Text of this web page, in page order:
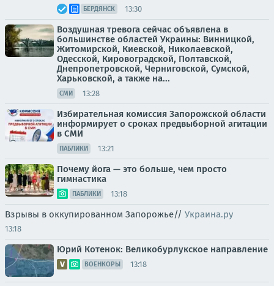
БЕРДЯНСК 13:30
Воздушная тревога сейчас объявлена в
большинстве областей Украины: Винницкой,
Житомирской, Киевской, Николаевской,
Одесской, Кировоградской, Полтавской,
Днепропетровской, Черниговской, Сумской,
Харьковской, а также на...
СМИ 13:28
Избирательная комиссия Запорожской области
информирует о сроках предвыборной агитации
в СМИ
ПАБЛИКИ 13:21
Почему йога — это больше, чем просто
гимнастика
ПАБЛИКИ 13:18
Взрывы в оккупированном Запорожье// Украина.ру
13:18
Юрий Котенок: Великобурлукское направление
ВОЕНКОРЫ 13:18